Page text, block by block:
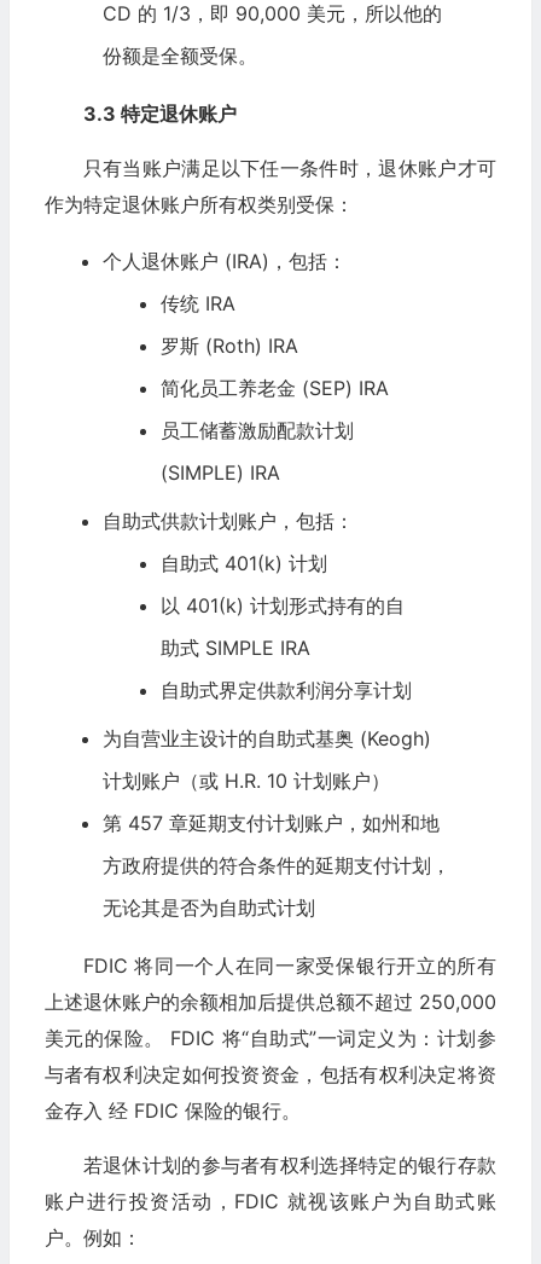
CD 的 1/3，即 90,000 美元，所以他的
份额是全额受保。
3.3 特定退休账户
只有当账户满足以下任一条件时，退休账户才可
作为特定退休账户所有权类别受保：
个人退休账户 (IRA)，包括：
传统 IRA
罗斯 (Roth) IRA
简化员工养老金 (SEP) IRA
员工储蓄激励配款计划
(SIMPLE) IRA
自助式供款计划账户，包括：
自助式 401(k) 计划
以 401(k) 计划形式持有的自
助式 SIMPLE IRA
自助式界定供款利润分享计划
为自营业主设计的自助式基奥 (Keogh)
计划账户（或 H.R. 10 计划账户）
第 457 章延期支付计划账户，如州和地
方政府提供的符合条件的延期支付计划，
无论其是否为自助式计划
FDIC 将同一个人在同一家受保银行开立的所有
上述退休账户的余额相加后提供总额不超过 250,000
美元的保险。 FDIC 将“自助式”一词定义为：计划参
与者有权利决定如何投资资金，包括有权利决定将资
金存入 经 FDIC 保险的银行。
若退休计划的参与者有权利选择特定的银行存款
账户进行投资活动，FDIC 就视该账户为自助式账
户。例如：